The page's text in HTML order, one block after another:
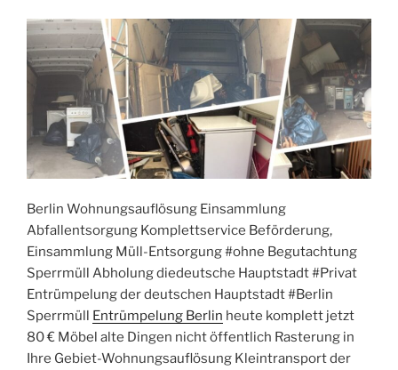
Berlin Wohnungsauflösung Einsammlung
Abfallentsorgung Komplettservice Beförderung,
Einsammlung Müll-Entsorgung #ohne Begutachtung
Sperrmüll Abholung diedeutsche Hauptstadt #Privat
Entrümpelung der deutschen Hauptstadt #Berlin
Sperrmüll Entrümpelung Berlin heute komplett jetzt
80 € Möbel alte Dingen nicht öffentlich Rasterung in
Ihre Gebiet-Wohnungsauflösung Kleintransport der